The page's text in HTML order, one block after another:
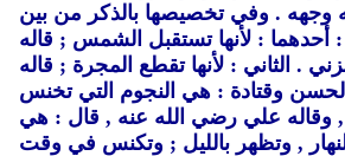
وجهه . وفي تخصيصها بالذكر من بين
أحدهما : لأنها تستقبل الشمس ; قاله
. الثاني : لأنها تقطع المجرة ; قاله
وقتادة : هي النجوم التي تخنس
وقاله علي رضي الله عنه , قال : هي
, وتظهر بالليل ; وتكنس في وقت